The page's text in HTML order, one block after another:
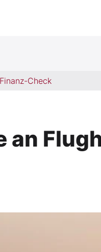
Finanz-Check
an